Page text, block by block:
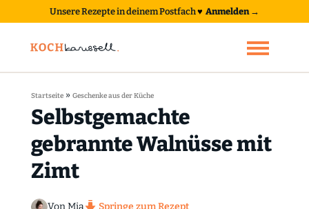
Unsere Rezepte in deinem Postfach♥ Anmelden →
Startseite» Geschenke aus der Küche
Selbstgemachte
gebrannte Walnüsse mit
Zimt
Von Mia Springe zum Rezept